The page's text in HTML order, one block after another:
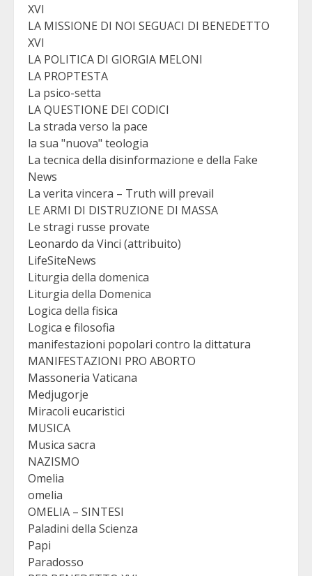
XVI
LA MISSIONE DI NOI SEGUACI DI BENEDETTO
XVI
LA POLITICA DI GIORGIA MELONI
LA PROPTESTA
La psico-setta
LA QUESTIONE DEI CODICI
La strada verso la pace
la sua "nuova" teologia
La tecnica della disinformazione e della Fake
News
La verita vincera – Truth will prevail
LE ARMI DI DISTRUZIONE DI MASSA
Le stragi russe provate
Leonardo da Vinci (attribuito)
LifeSiteNews
Liturgia della domenica
Liturgia della Domenica
Logica della fisica
Logica e filosofia
manifestazioni popolari contro la dittatura
MANIFESTAZIONI PRO ABORTO
Massoneria Vaticana
Medjugorje
Miracoli eucaristici
MUSICA
Musica sacra
NAZISMO
Omelia
omelia
OMELIA – SINTESI
Paladini della Scienza
Papi
Paradosso